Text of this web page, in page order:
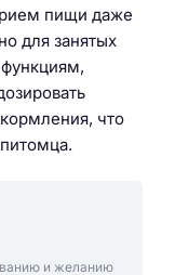
пищи даже
для занятых
что
и желанию